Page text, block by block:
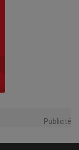
Publicité